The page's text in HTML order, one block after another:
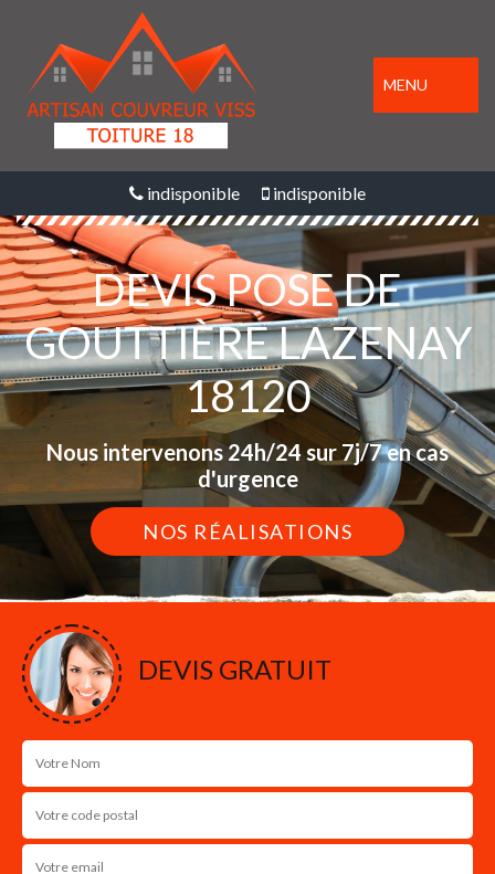
MENU
indisponible indisponible
DEVIS POSE DE
GOUTTIÈRE LAZENAY
18120
Nous intervenons 24h/24 sur 7j/7 en cas
d'urgence
NOS RÉALISATIONS
DEVIS GRATUIT